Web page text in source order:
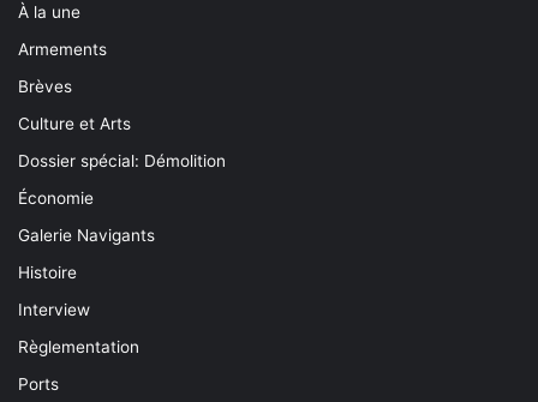
À la une
Armements
Brèves
Culture et Arts
Dossier spécial: Démolition
Économie
Galerie Navigants
Histoire
Interview
Règlementation
Ports